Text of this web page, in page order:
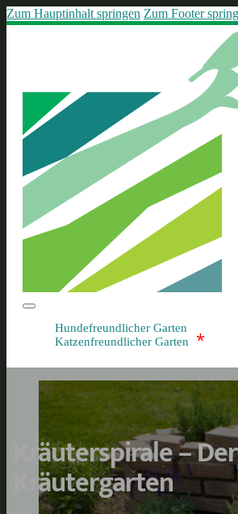
Zum Hauptinhalt springen Zum Footer
Hundefreundlicher Garten
Katzenfreundlicher Garten
*
Kräuterspirale –
Kräutergarten